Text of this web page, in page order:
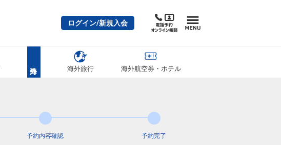
ログイン/新規入会
海外旅行 海外航空券・ホテル
予約内容確認 予約完了